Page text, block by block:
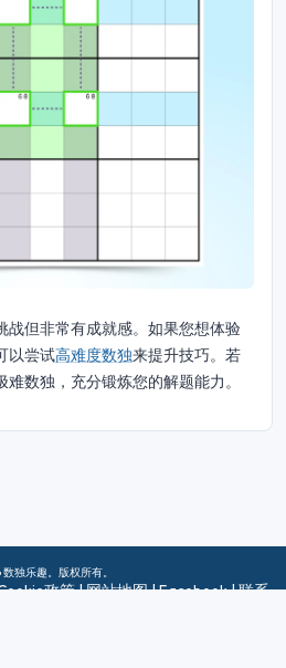
战但非常有成就感。如果您想体验
以尝试高难度数独来提升技巧。若
数独，充分锻炼您的解题能力。
独乐趣。版权所有。
政策|网站地图|Facebook|联系